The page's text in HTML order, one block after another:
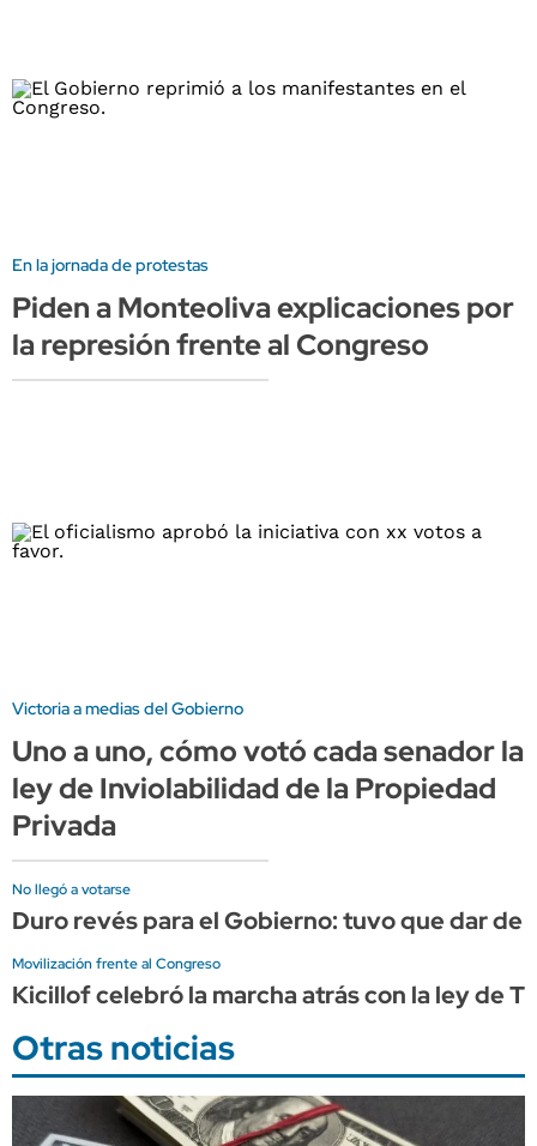
En la jornada de protestas
Piden a Monteoliva explicaciones por
la represión frente al Congreso
Victoria a medias del Gobierno
Uno a uno, cómo votó cada senador la
ley de Inviolabilidad de la Propiedad
Privada
No llegó a votarse
Duro revés para el Gobierno: tuvo que dar
Movilización frente al Congreso
Kicillof celebró la marcha atrás con la ley de
Otras noticias